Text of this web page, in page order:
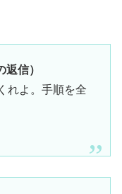
信）
れよ。手順を全